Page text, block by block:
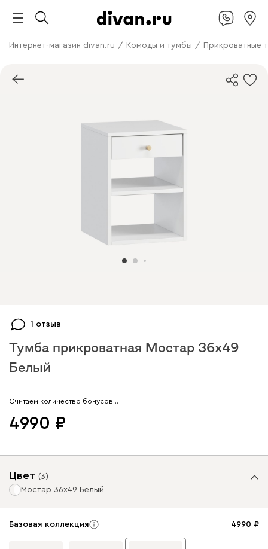
Интернет-магазин divan.ru / Комоды и тумбы / Прикроватные
1 отзыв
Тумба прикроватная Мостар 36x49
Белый
Считаем количество бонусов…
4990
Цвет (3)
Мостар 36x49 Белый
Базовая коллекция 4990